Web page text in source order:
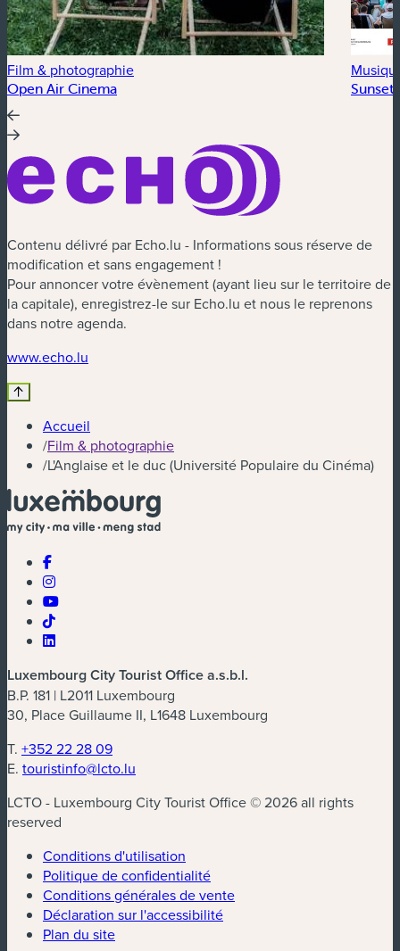
Film & photographie
Open Air Cinema Sunset
Contenu délivré par Echo.lu - Informations sous réserve de
modification et sans engagement !
Pour annoncer votre évènement (ayant lieu sur le territoire de
la capitale), enregistrez-le sur Echo.lu et nous le reprenons
dans notre agenda.
www.echo.lu
Accueil
/Film & photographie
/L'Anglaise et le duc (Université Populaire du Cinéma)
Luxembourg City Tourist Office a.s.b.l.
B.P. 181 | L2011 Luxembourg
30, Place Guillaume II, L1648 Luxembourg
T. +352 22 28 09
E. touristinfo@lcto.lu
LCTO - Luxembourg City Tourist Office © 2026 all rights
reserved
Conditions d'utilisation
Politique de confidentialité
Conditions générales de vente
Déclaration sur l'accessibilité
Plan du site